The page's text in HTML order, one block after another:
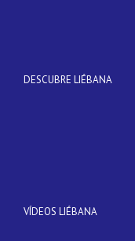
DESCUBRE LIÉBANA
VÍDEOS LIÉBANA